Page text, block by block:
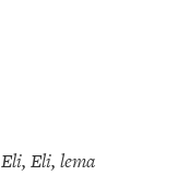
Eli, Eli, lema